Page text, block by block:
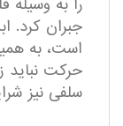
جبران کرد.
است، به
حرکت نباید
سلفی نیز